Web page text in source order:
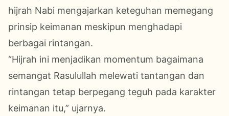
hijrah Nabi mengajarkan keteguhan memegang
prinsip keimanan meskipun menghadapi
berbagai rintangan.
“Hijrah ini menjadikan momentum bagaimana
semangat Rasulullah melewati tantangan dan
rintangan tetap berpegang teguh pada karakter
keimanan itu,” ujarnya.